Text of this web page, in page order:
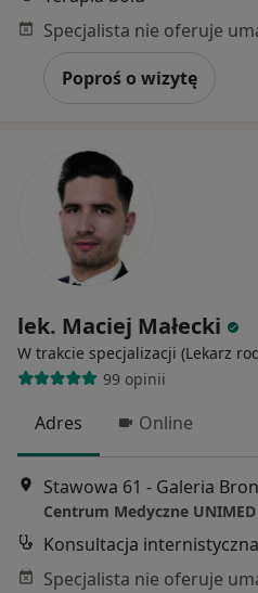
Poproś o wizytę
lek. Maciej Małecki
W trakcie specjalizacji (Lekarz
99 opinii
Adres Online
Stawowa 61 - Galeria
Centrum Medyczne UNIMED
Konsultacja